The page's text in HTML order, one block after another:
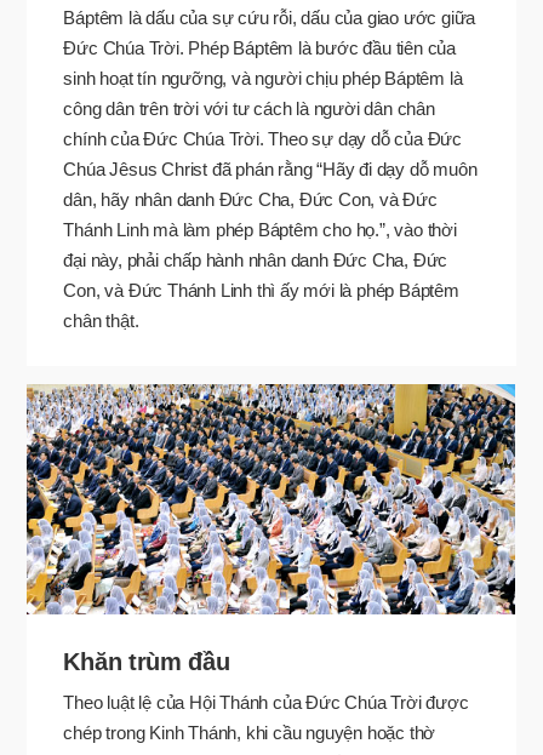
Báptêm là dấu của sự cứu rỗi, dấu của giao ước giữa
Đức Chúa Trời. Phép Báptêm là bước đầu tiên của
sinh hoạt tín ngưỡng, và người chịu phép Báptêm là
công dân trên trời với tư cách là người dân chân
chính của Đức Chúa Trời. Theo sự dạy dỗ của Đức
Chúa Jêsus Christ đã phán rằng “Hãy đi dạy dỗ muôn
dân, hãy nhân danh Đức Cha, Đức Con, và Đức
Thánh Linh mà làm phép Báptêm cho họ.”, vào thời
đại này, phải chấp hành nhân danh Đức Cha, Đức
Con, và Đức Thánh Linh thì ấy mới là phép Báptêm
chân thật.
Khăn trùm đầu
Theo luật lệ của Hội Thánh của Đức Chúa Trời được
chép trong Kinh Thánh, khi cầu nguyện hoặc thờ